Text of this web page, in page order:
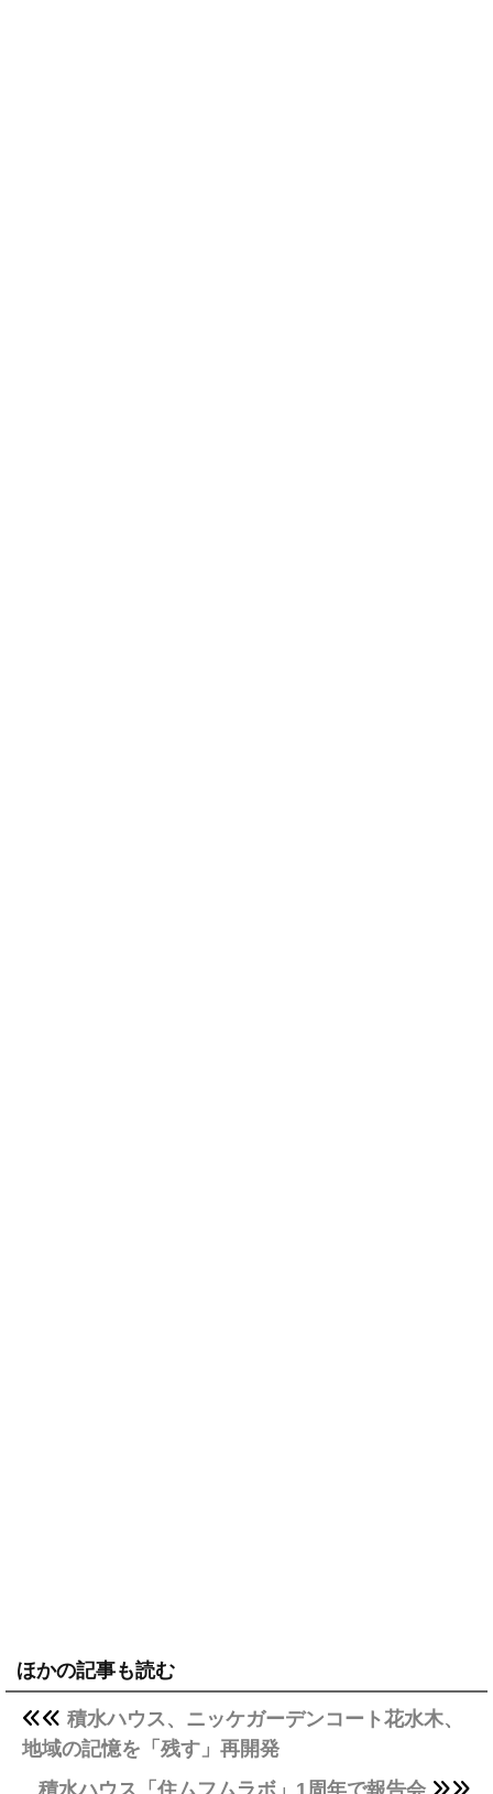
ほかの記事も読む
積水ハウス、ニッケガーデンコート花水木、
地域の記憶を「残す」再開発
積水ハウス「住ムフムラボ」1周年で報告会